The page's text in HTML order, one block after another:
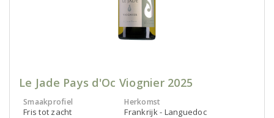
Le Jade Pays d'Oc Viognier 2025
Smaakprofiel
Fris tot zacht
Herkomst
Frankrijk - Languedoc